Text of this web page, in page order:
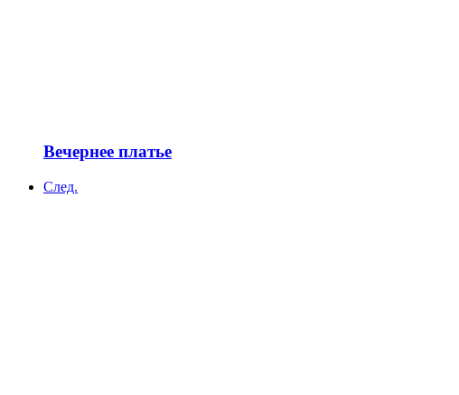
Вечернее платье
След.